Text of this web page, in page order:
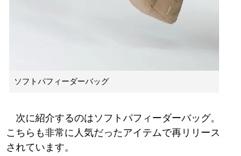
ソフトパフィーダーバッグ
次に紹介するのはソフトパフィーダーバッグ。
こちらも非常に人気だったアイテムで再リリース
されています。